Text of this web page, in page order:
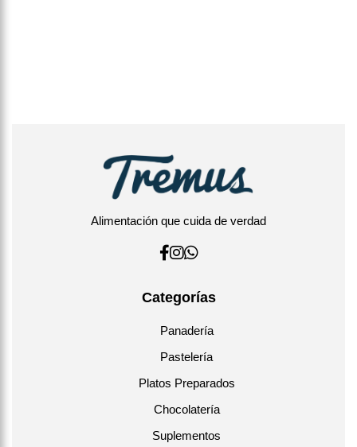
Alimentación que cuida de verdad
Categorías
Panadería
Pastelería
Platos Preparados
Chocolatería
Suplementos